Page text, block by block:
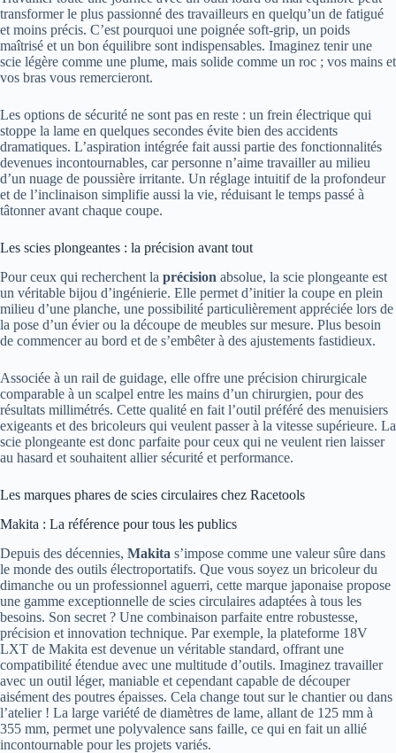
transformer le plus passionné des travailleurs en quelqu’un de fatigué
et moins précis. C’est pourquoi une poignée soft-grip, un poids
maîtrisé et un bon équilibre sont indispensables. Imaginez tenir une
scie légère comme une plume, mais solide comme un roc ; vos mains et
vos bras vous remercieront.
Les options de sécurité ne sont pas en reste : un frein électrique qui
stoppe la lame en quelques secondes évite bien des accidents
dramatiques. L’aspiration intégrée fait aussi partie des fonctionnalités
devenues incontournables, car personne n’aime travailler au milieu
d’un nuage de poussière irritante. Un réglage intuitif de la profondeur
et de l’inclinaison simplifie aussi la vie, réduisant le temps passé à
tâtonner avant chaque coupe.
Les scies plongeantes : la précision avant tout
Pour ceux qui recherchent la précision absolue, la scie plongeante est
un véritable bijou d’ingénierie. Elle permet d’initier la coupe en plein
milieu d’une planche, une possibilité particulièrement appréciée lors de
la pose d’un évier ou la découpe de meubles sur mesure. Plus besoin
de commencer au bord et de s’embêter à des ajustements fastidieux.
Associée à un rail de guidage, elle offre une précision chirurgicale
comparable à un scalpel entre les mains d’un chirurgien, pour des
résultats millimétrés. Cette qualité en fait l’outil préféré des menuisiers
exigeants et des bricoleurs qui veulent passer à la vitesse supérieure. La
scie plongeante est donc parfaite pour ceux qui ne veulent rien laisser
au hasard et souhaitent allier sécurité et performance.
Les marques phares de scies circulaires chez Racetools
Makita : La référence pour tous les publics
Depuis des décennies, Makita s’impose comme une valeur sûre dans
le monde des outils électroportatifs. Que vous soyez un bricoleur du
dimanche ou un professionnel aguerri, cette marque japonaise propose
une gamme exceptionnelle de scies circulaires adaptées à tous les
besoins. Son secret ? Une combinaison parfaite entre robustesse,
précision et innovation technique. Par exemple, la plateforme 18V
LXT de Makita est devenue un véritable standard, offrant une
compatibilité étendue avec une multitude d’outils. Imaginez travailler
avec un outil léger, maniable et cependant capable de découper
aisément des poutres épaisses. Cela change tout sur le chantier ou dans
l’atelier ! La large variété de diamètres de lame, allant de 125 mm à
355 mm, permet une polyvalence sans faille, ce qui en fait un allié
incontournable pour les projets variés.